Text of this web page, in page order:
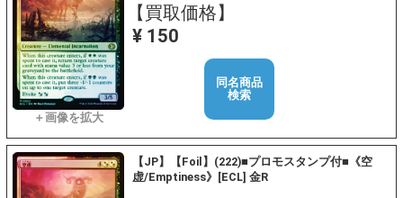
【買取価格】
¥ 150
同名商品
検索
【JP】【Foil】(222)■プロモスタンプ付■《空
虚/Emptiness》[ECL] 金R